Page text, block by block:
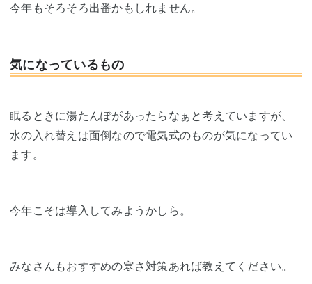
今年もそろそろ出番かもしれません。
気になっているもの
眠るときに湯たんぽがあったらなぁと考えていますが、
水の入れ替えは面倒なので電気式のものが気になってい
ます。
今年こそは導入してみようかしら。
みなさんもおすすめの寒さ対策あれば教えてください。